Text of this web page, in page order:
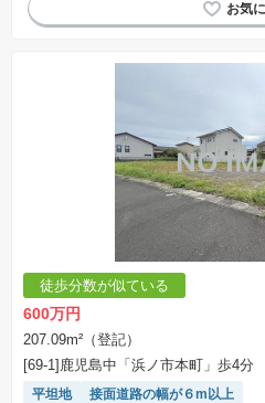
徒歩分数が似ている
600万円
207.09m²（登記）
[69-1]鹿児島中「浜ノ市本町」歩4分
平坦地 接面道路の幅が６m以上